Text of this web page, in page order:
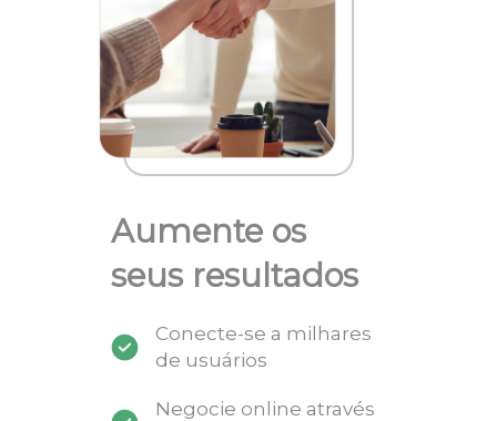
Aumente os
seus resultados
Conecte-se a milhares
de usuários
Negocie online através